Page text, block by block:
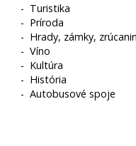
- Turistika
- Príroda
- Hrady, zámky,
-Víno
- Kultúra
- História
-Autobusové spoje